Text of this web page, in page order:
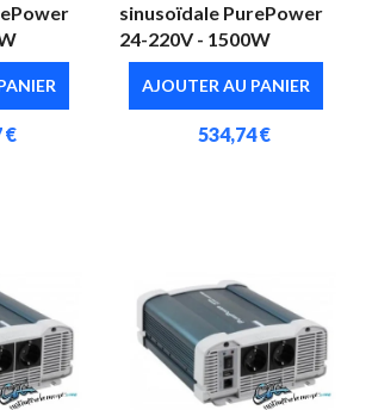
€
sinusoïdale PurePower
24-220V - 1500W
AJOUTER AU PANIER
534,74 €